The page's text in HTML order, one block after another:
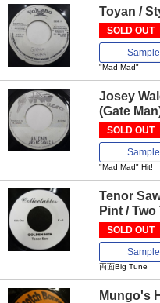
Toyan /
SOLD OUT
Sample
"Mad Mad"
Josey
(Gate
SOLD OUT
Sample
"Mad Mad" Hit!
Tenor
Pint / Two
SOLD OUT
Sample
両面Big Tune
Mungo's